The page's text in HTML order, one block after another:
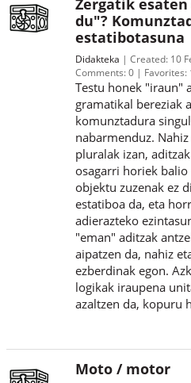
Zergatik
du"?
estatibotasuna
Didakteka Created: 10
Comments:0 Favorites:
Testu honek "iraun"
gramatikal bereziak
komunztadura
nabarmenduz.
pluralak izan,
osagarri horiek
objektu zuzenak ez
estatiboa da, eta
adierazteko
"eman" aditzak
aipatzen da, nahiz
ezberdinak egon.
logikak iraupena
azaltzen da, kopuru
Moto / motor